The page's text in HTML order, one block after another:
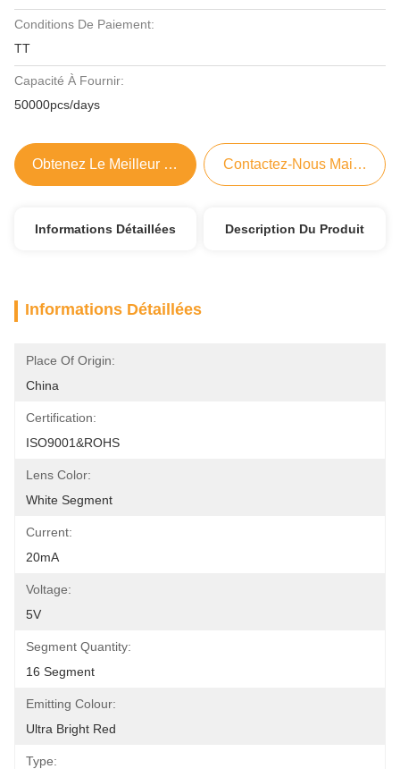
Conditions De Paiement:
TT
Capacité À Fournir:
50000pcs/days
Obtenez Le Meilleur Prix Contactez-Nous Maintenant
Informations Détaillées Description Du Produit
Informations Détaillées
Place Of Origin:
China
Certification:
ISO9001&ROHS
Lens Color:
White Segment
Current:
20mA
Voltage:
5V
Segment Quantity:
16 Segment
Emitting Colour:
Ultra Bright Red
Type: